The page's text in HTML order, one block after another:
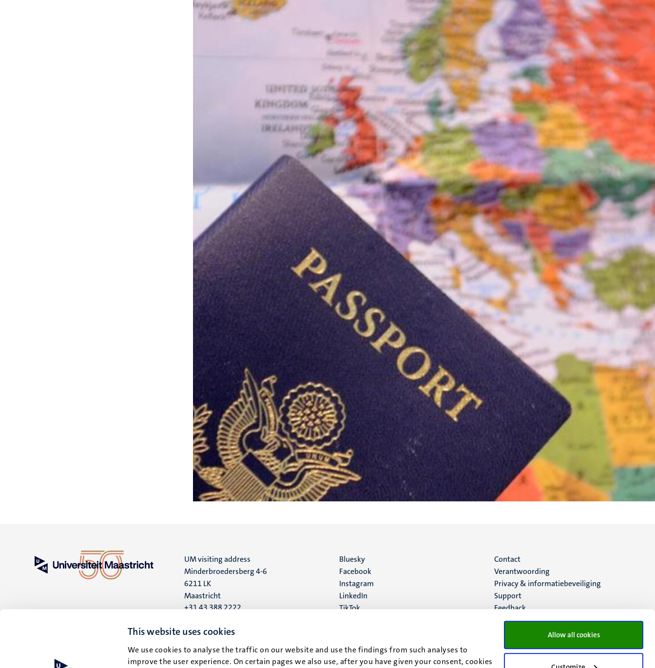
This website uses cookies
We use cookies to analyse the traffic on our website and use the findings from such analyses to
improve the user experience. On certain pages we also use, after you have given your consent, cookies
Allow all cookies
UM visiting address
Minderbroedersberg 4-6
6211 LK
Maastricht
+31 43 388 2222
UM postal address
6200 MD
Maastricht
Social
media
Bluesky
Facebook
Instagram
LinkedIn
TikTok
Menu
footer
(NL)
Contact
Verantwoording
Privacy & informatiebeveiliging
Support
Feedback